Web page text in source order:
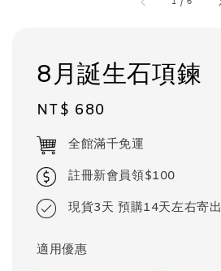
8月誕生石項鍊
Regular
price
NT$ 680
全館滿千免運
註冊新會員領$100
現貨3天 預購14天左右寄出
適用優惠